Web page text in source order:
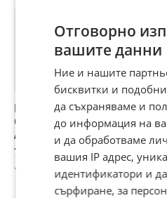
ПРОДАВАМ 3-
СТАЕН
АПАРТАМЕНТ
79 999 €
156 464,44 лв
Продава
гр.
Окръжна
80 000 €
156 466,40
Отговорно
вашите данни
Ние и нашите
бисквитки и
да съхраняваме и
до информация на
и да обработваме
вашия IP адрес,
идентификатори и
сърфиране, за